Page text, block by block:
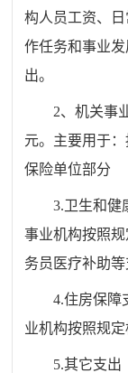
构人员工资、
作任务和事业
出。
2、机关事
元。主要用于
保险单位部分
3.卫生和健
事业机构按照
务员医疗补助等
4.住房保障
业机构按照规
5.其它支出